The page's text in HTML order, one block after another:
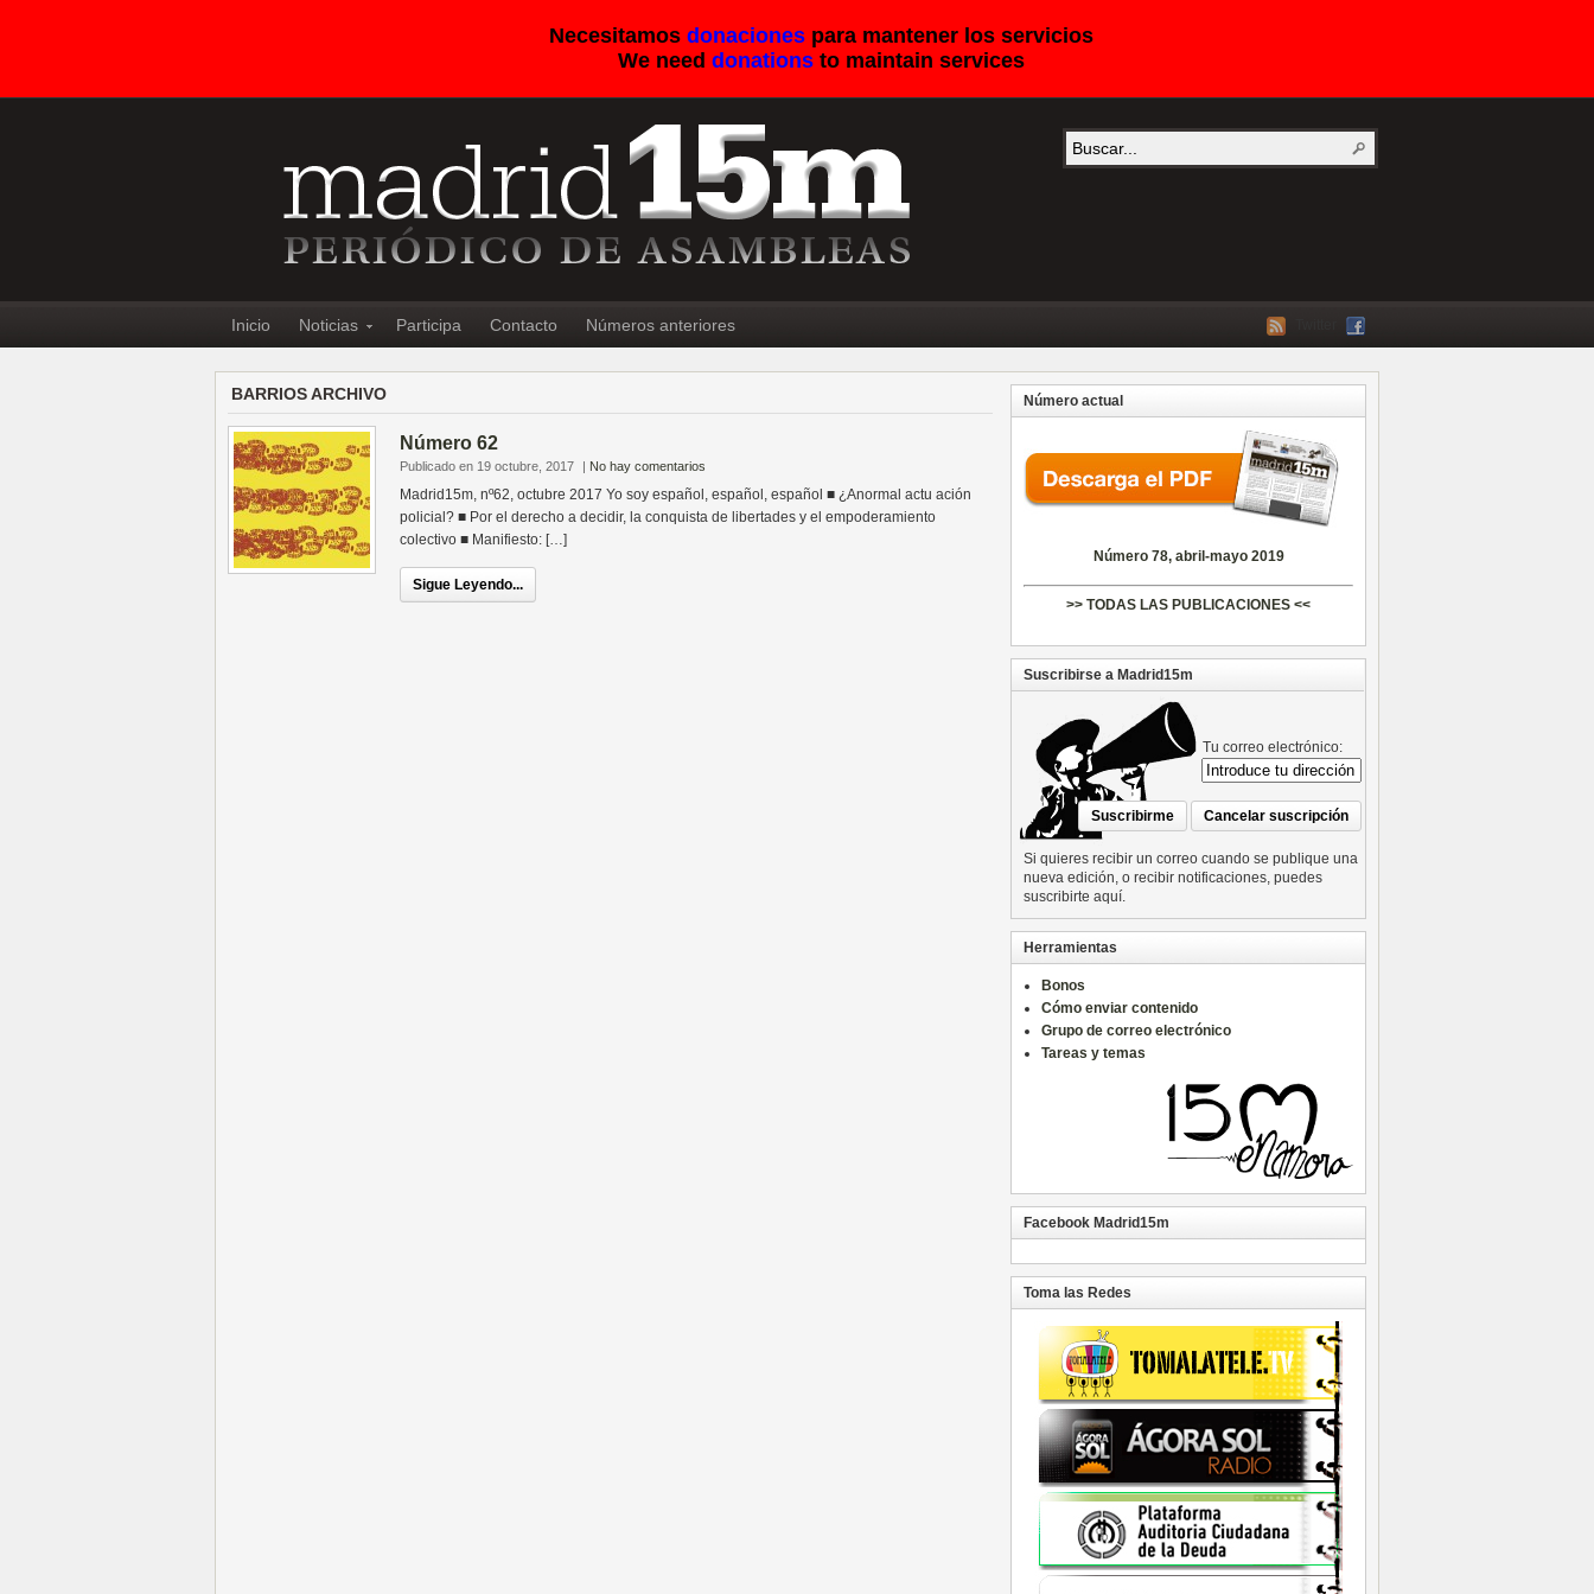
Necesitamos donacionespara mantener los servicios
We need donationsto maintain services
Inicio Noticias Participa Contacto Números anteriores
BARRIOS ARCHIVO
Número 62
Publicado en 19 octubre, 2017 | No hay comentarios
Madrid15m, nº62, octubre 2017 Yo soy español, español, español ■ ¿Anormal actu ación
policial? ■ Por el derecho a decidir, la conquista de libertades y el empoderamiento
colectivo ■ Manifiesto: […]
Sigue Leyendo...
Número actual
Número 78, abril-mayo 2019
>> TODAS LAS PUBLICACIONES <<
Suscribirse a Madrid15m
Tu correo electrónico:
Si quieres recibir un correo cuando se publique una
nueva edición, o recibir notificaciones, puedes
suscribirte aquí.
Herramientas
Bonos
Cómo enviar contenido
Grupo de correo electrónico
Tareas y temas
Facebook Madrid15m
Toma las Redes